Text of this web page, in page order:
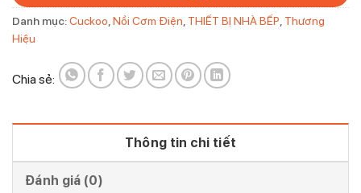
Danh mục:Cuckoo,Nồi Cơm Điện, THIẾT BỊ NHÀ BẾP, Thương
Hiệu
Chia sẻ:
Thông tin chi tiết
Đánh giá (0)